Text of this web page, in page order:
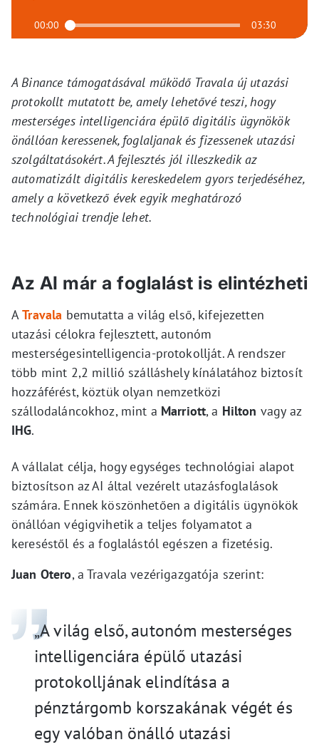
00:00 03:30
A Binance támogatásával működő Travala új utazási
protokollt mutatott be, amely lehetővé teszi, hogy
mesterséges intelligenciára épülő digitális ügynökök
önállóan keressenek, foglaljanak és fizessenek utazási
szolgáltatásokért. A fejlesztés jól illeszkedik az
automatizált digitális kereskedelem gyors terjedéséhez,
amely a következő évek egyik meghatározó
technológiai trendje lehet.
Az AI már a foglalást is elintézheti
ATravala bemutatta a világ első, kifejezetten
utazási célokra fejlesztett, autonóm
mesterségesintelligencia-protokollját. A rendszer
több mint 2,2 millió szálláshely kínálatához biztosít
hozzáférést, köztük olyan nemzetközi
szállodaláncokhoz, mint a Marriott, a Hilton vagy az
IHG.
A vállalat célja, hogy egységes technológiai alapot
biztosítson az AI által vezérelt utazásfoglalások
számára. Ennek köszönhetően a digitális ügynökök
önállóan végigvihetik a teljes folyamatot a
kereséstől és a foglalástól egészen a fizetésig.
Juan Otero, a Travala vezérigazgatója szerint:
„A világ első, autonóm mesterséges
intelligenciára épülő utazási
protokolljának elindítása a
pénztárgomb korszakának végét és
egy valóban önálló utazási